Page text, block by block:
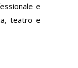
e
teatro e